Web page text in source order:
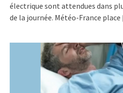
électrique sont attendues dans
de la journée. Météo-France place